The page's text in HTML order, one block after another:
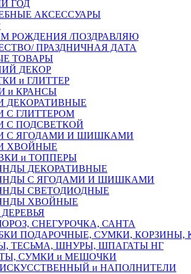
ГОД
АКСЕССУАРЫ
РОЖДЕНИЯ /ПОЗДРАВЛЯЮ
ПРАЗДНИЧНАЯ ДАТА
ТОВАРЫ
ДЕКОР
и ГЛИТТЕР
и КРАНСЫ
ДЕКОРАТИВНЫЕ
С ГЛИТТЕРОМ
С ПОДСВЕТКОЙ
С ЯГОДАМИ И ШИШКАМИ
ХВОЙНЫЕ
и ТОППЕРЫ
ДЕКОРАТИВНЫЕ
С ЯГОДАМИ И ШИШКАМИ
СВЕТОДИОДНЫЕ
ХВОЙНЫЕ
СНЕГУРОЧКА, САНТА
ПОДАРОЧНЫЕ, СУМКИ,
ТЕСЬМА, ШНУРЫ, ШПАГАТЫ НГ
СУМКИ и МЕШОЧКИ
и НАПОЛНИТЕЛИ